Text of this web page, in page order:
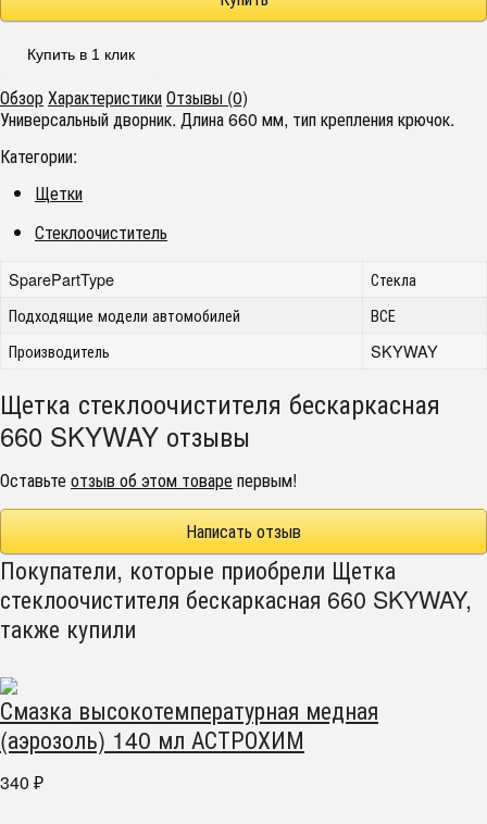
Купить в 1 клик
ОбзорХарактеристикиОтзывы (0)
Универсальный дворник. Длина 660 мм, тип крепления крючок.
Категории:
Щетки
Стеклоочиститель
SparePartType
Стекла
Подходящие модели автомобилей
ВСЕ
Производитель
SKYWAY
Щетка стеклоочистителя бескаркасная
660 SKYWAY отзывы
Оставьтеотзыв об этом товарепервым!
Написать отзыв
Покупатели, которые приобрели Щетка
стеклоочистителя бескаркасная 660 SKYWAY,
также купили
Смазка высокотемпературная медная
(аэрозоль) 140 мл АСТРОХИМ
340 ₽